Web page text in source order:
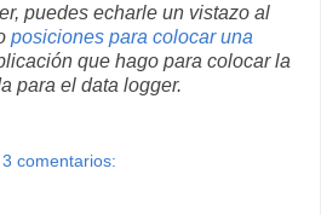
puedes echarle un vistazo al
posiciones para colocar una
que hago para colocar la
para el data logger.
3 comentarios: